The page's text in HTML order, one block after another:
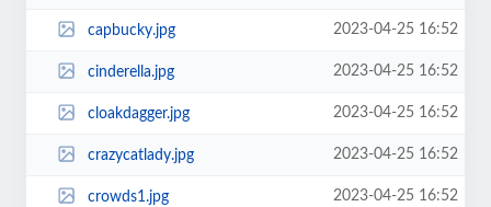
capbucky.jpg 2023-04-25 16:52
cinderella.jpg 2023-04-25 16:52
cloakdagger.jpg 2023-04-25 16:52
crazycatlady.jpg 2023-04-25 16:52
crowds1.jpg 2023-04-25 16:52